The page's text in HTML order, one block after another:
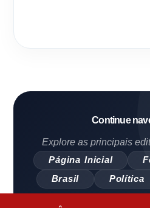
Continue
Explore as principais
Página Inicial
Brasil
Política